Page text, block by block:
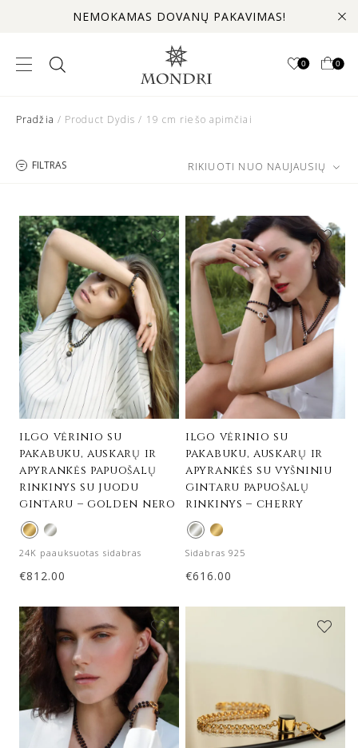
NEMOKAMAS DOVANŲ PAKAVIMAS!
0 0
Pradžia / Product Dydis / 19 cm riešo apimčiai
FILTRAS RIKIUOTI NUO NAUJAUSIŲ
ilgo vėrinio su
pakabuku, auskarų ir
apyrankės papuošalų
rinkinys su juodu
gintaru – golden nero
24K paauksuotas sidabras
€812.00
ilgo vėrinio su
pakabuku, auskarų ir
apyrankės su vyšniniu
gintaru papuošalų
rinkinys – cherry
Sidabras 925
€616.00